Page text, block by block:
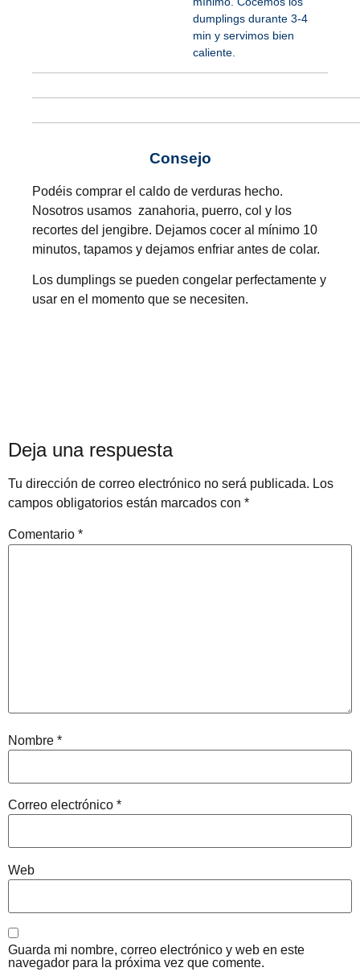
dumplings durante 3-4
min y servimos bien
caliente.
Consejo
Podéis comprar el caldo de verduras hecho.
Nosotros usamos zanahoria, puerro, col y los
recortes del jengibre. Dejamos cocer al mínimo 10
minutos, tapamos y dejamos enfriar antes de colar.
Los dumplings se pueden congelar perfectamente y
usar en el momento que se necesiten.
Deja una respuesta
Tu dirección de correo electrónico no será publicada. Los
campos obligatorios están marcados con *
Comentario *
Nombre *
Correo electrónico *
Web
Guarda mi nombre, correo electrónico y web en este
navegador para la próxima vez que comente.